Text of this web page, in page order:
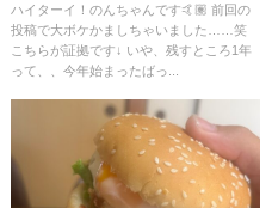
ハイターイ！のんちゃんです🤙🏽 前回の
投稿で大ボケかましちゃいました……笑
こちらが証拠です↓ いや、残すところ1年
って、、今年始まったばっ...